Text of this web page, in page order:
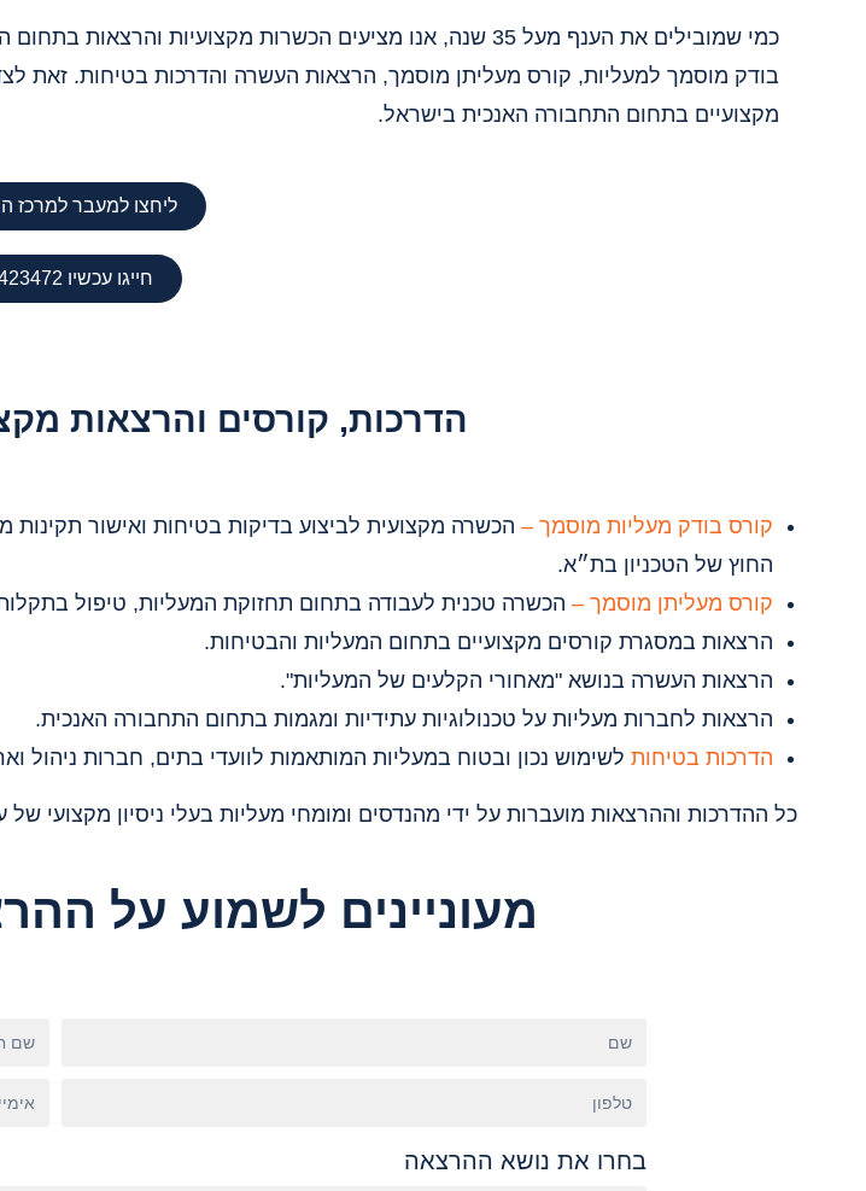
כמי שמובילים את הענף מעל 35 שנה, אנו מציעים הכשרות
בודק מוסמך למעליות, קורס מעליתן מוסמך, הרצאות העשרה והדרכות בטיחות. זאת
מקצועיים בתחום התחבורה האנכית בישראל.
ליחצו למעבר למרכז
חייגו עכשיו 09-7423472
הדרכות, קורסים והרצאות
קורס בודק מעליות מוסמך – הכשרה מקצועית לביצוע בדיקות בטיחות ואישור תקינות
החוץ של הטכניון בת״א.
קורס מעליתן מוסמך – הכשרה טכנית לעבודה בתחום תחזוקת המעליות, טיפול
הרצאות במסגרת קורסים מקצועיים בתחום המעליות והבטיחות.
הרצאות העשרה בנושא "מאחורי הקלעים של המעליות".
הרצאות לחברות מעליות על טכנולוגיות עתידיות ומגמות בתחום התחבורה האנכית.
הדרכות בטיחות לשימוש נכון ובטוח במעליות המותאמות לוועדי בתים, חברות ניהול
כל ההדרכות וההרצאות מועברות על ידי מהנדסים ומומחי מעליות בעלי ניסיון מקצועי
מעוניינים לשמוע על
בחרו את נושא ההרצאה